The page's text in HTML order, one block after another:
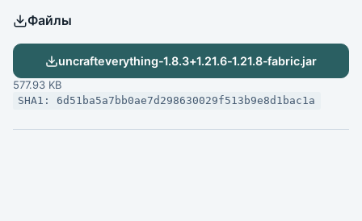
Файлы
uncrafteverything-1.8.3+1.21.6-1.21.8-fabric.jar
577.93 KB
SHA1: 6d51ba5a7bb0ae7d298630029f513b9e8d1bac1a